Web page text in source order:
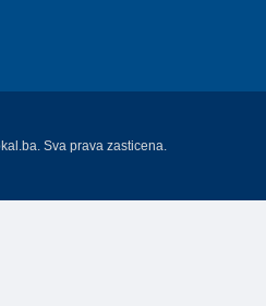
Sva prava zasticena.